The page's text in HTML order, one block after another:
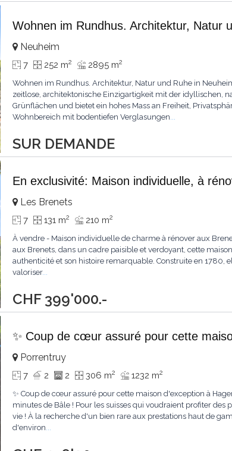
Wohnen im Rundhus. Architektur, Natur
SUR DEMANDE
Neuheim
7 252 m2 2895 m2
Wohnen im Rundhus. Architektur, Natur und Ruhe in
zeitlose, architektonische Einzigartigkeit mit der idyllischen,
Grünflächen und bietet ein hohes Mass an Freiheit,
Wohnbereich mit bodentiefen Verglasungen...
En exclusivité: Maison individuelle, à
CHF 399'000.-
Les Brenets
7 131 m2 210 m2
À vendre - Maison individuelle de charme à rénover aux
aux Brenets, dans un cadre paisible et verdoyant, cette
authenticité et son histoire remarquable. Construite en
valoriser...
✨ Coup de cœur assuré pour cette
Porrentruy
7 2 2 306 m2 1232 m2
✨ Coup de cœur assuré pour cette maison d'exception à
minutes de Bâle ! Pour les suisses qui voudraient profiter
vie ! À la recherche d'un bien rare aux prestations haut de
d'environ...